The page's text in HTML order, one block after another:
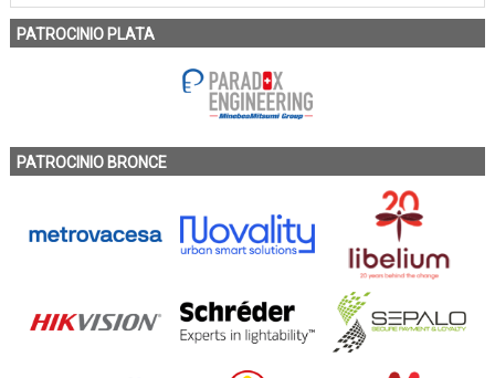
PATROCINIO PLATA
PATROCINIO BRONCE